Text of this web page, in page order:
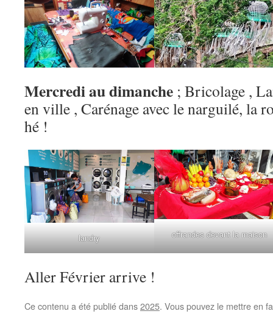
Mercredi au dimanche ; Bricolage ,
en ville , Carénage avec le narguilé,
hé !
landry offrandes devant la maison
Aller Février arrive !
Ce contenu a été publié dans2025. Vous pouvez le mettre en